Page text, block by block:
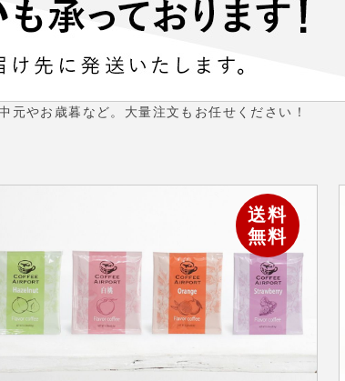
元やお歳暮など。大量注文もお任せください！
送料
無料